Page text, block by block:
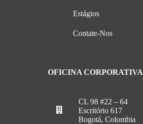
Estágios
Contate-Nos
OFICINA CORPORATIVA
CL 98 #22 – 64
Escritório 617
Bogotá, Colombia